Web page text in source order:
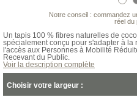
Notre conseil : commandez
réel du
Un tapis 100 % fibres naturelles de
spécialement conçu pour s'adapter à la
l'accès aux Personnes à Mobilité
Recevant du Public.
Voir la description complète
Choisir votre largeur :